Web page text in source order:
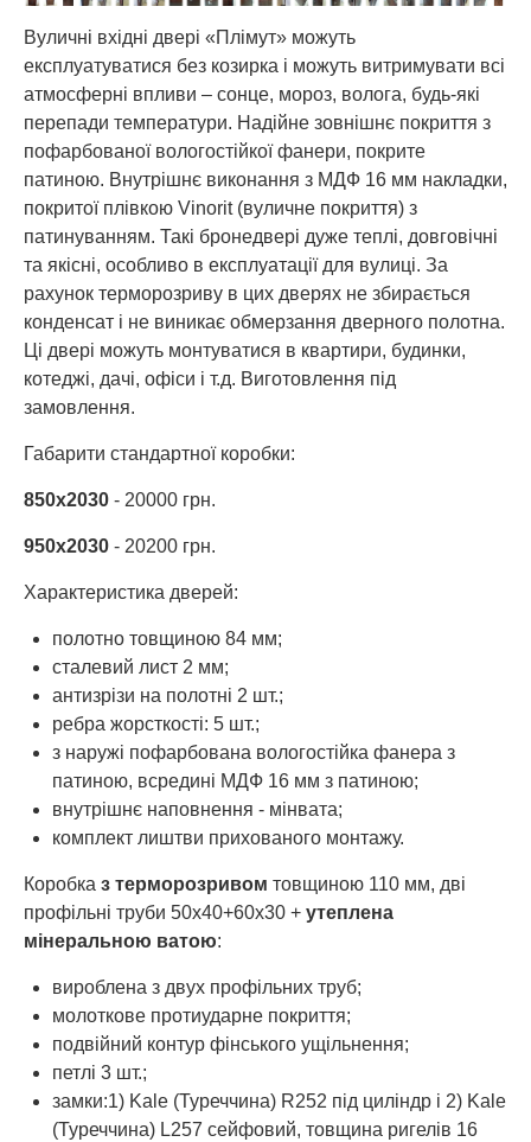
Вуличні вхідні двері «Плімут» можуть
експлуатуватися без козирка і можуть витримувати всі
атмосферні впливи – сонце, мороз, волога, будь-які
перепади температури. Надійне зовнішнє покриття з
пофарбованої вологостійкої фанери, покрите
патиною. Внутрішнє виконання з МДФ 16 мм накладки,
покритої плівкою Vinorit (вуличне покриття) з
патинуванням. Такі бронедвері дуже теплі, довговічні
та якісні, особливо в експлуатації для вулиці. За
рахунок терморозриву в цих дверях не збирається
конденсат і не виникає обмерзання дверного полотна.
Ці двері можуть монтуватися в квартири, будинки,
котеджі, дачі, офіси і т.д. Виготовлення під
замовлення.
Габарити стандартної коробки:
850х2030 - 20000 грн.
950х2030 - 20200 грн.
Характеристика дверей:
полотно товщиною 84 мм;
сталевий лист 2 мм;
антизрізи на полотні 2 шт.;
ребра жорсткості: 5 шт.;
з наружі пофарбована вологостійка фанера з
патиною, всредині МДФ 16 мм з патиною;
внутрішнє наповнення - мінвата;
комплект лиштви прихованого монтажу.
Коробка з терморозривом товщиною 110 мм, дві
профільні труби 50х40+60х30 + утеплена
мінеральною ватою:
вироблена з двух профільних труб;
молоткове протиударне покриття;
подвійний контур фінського ущільнення;
петлі 3 шт.;
замки:1) Kale (Туреччина) R252 під циліндр і 2) Kale
(Туреччина) L257 сейфовий, товщина ригелів 16